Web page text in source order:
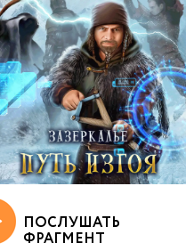
ПОСЛУШАТЬ
ФРАГМЕНТ